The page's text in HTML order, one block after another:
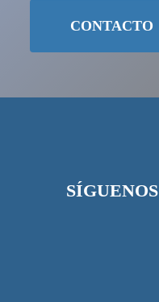
CONTACTO
SÍGUENOS